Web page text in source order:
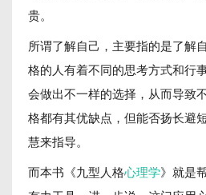
贵。
所谓了解自己，主要指的是了解
格的人有着不同的思考方式和行
会做出不一样的选择，从而导致
格都有其优缺点，但能否扬长避
慧来指导。
而本书《九型人格心理学》就是